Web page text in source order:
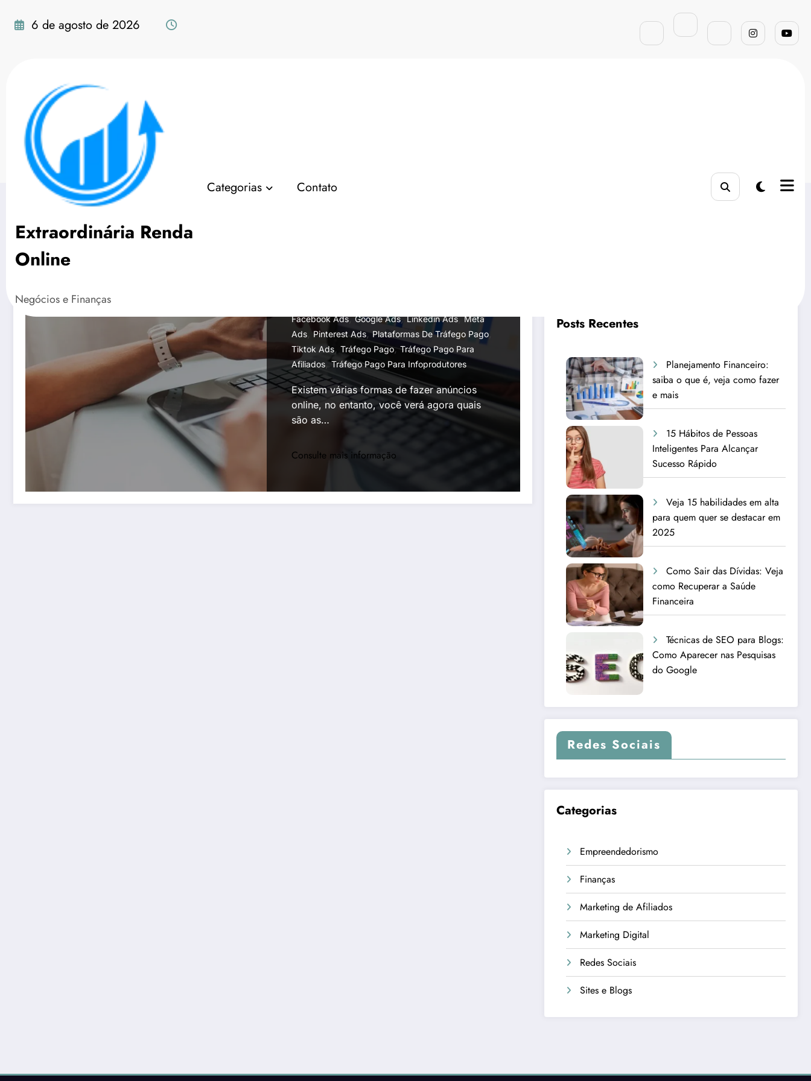
para
6 de agosto de 2026
Extraordinária Renda
Online
Negócios e Finanças
Categorias Contato
Tag: tráfego pago para afiliados
Facebook Ads,Google Ads,Linkedin Ads,Meta
Ads, Pinterest Ads,Plataformas De Tráfego Pago,
Tiktok Ads, Tráfego Pago,Tráfego Pago Para
Afiliados,Tráfego Pago Para Infoprodutores
Existem várias formas de fazer anúncios
online, no entanto, você verá agora quais
são as…
Consulte mais informação
Posts Recentes
Planejamento Financeiro:
saiba o que é, veja como fazer
e mais
15 Hábitos de Pessoas
Inteligentes Para Alcançar
Sucesso Rápido
Veja 15 habilidades em alta
para quem quer se destacar em
2025
Como Sair das Dívidas: Veja
como Recuperar a Saúde
Financeira
Técnicas de SEO para Blogs:
Como Aparecer nas Pesquisas
do Google
Redes Sociais
Categorias
Empreendedorismo
Finanças
Marketing de Afiliados
Marketing Digital
Redes Sociais
Sites e Blogs